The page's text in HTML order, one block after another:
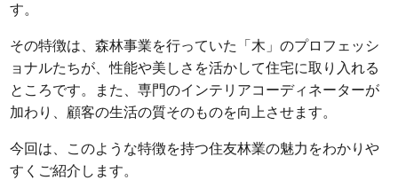
す。
その特徴は、森林事業を行っていた「木」のプロフェッシ
ョナルたちが、性能や美しさを活かして住宅に取り入れる
ところです。また、専門のインテリアコーディネーターが
加わり、顧客の生活の質そのものを向上させます。
今回は、このような特徴を持つ住友林業の魅力をわかりや
すくご紹介します。